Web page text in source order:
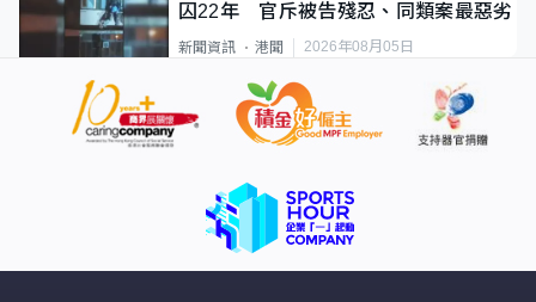
囚22年 官斥被告殘忍、同類案最惡劣
新聞資訊 港聞 2026年08月05日